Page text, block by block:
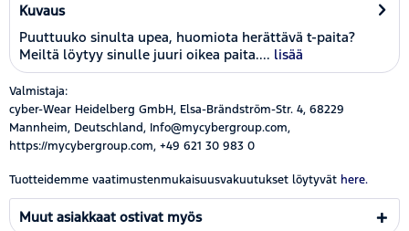
Kuvaus
Puuttuuko sinulta upea, huomiota herättävä t-paita?
Meiltä löytyy sinulle juuri oikea paita.... lisää
Valmistaja:
cyber-Wear Heidelberg GmbH, Elsa-Brändström-Str. 4, 68229
Mannheim, Deutschland, Info@mycybergroup.com,
https://mycybergroup.com, +49 621 30 983 0
Tuotteidemme vaatimustenmukaisuusvakuutukset löytyvät here.
Muut asiakkaat ostivat myös